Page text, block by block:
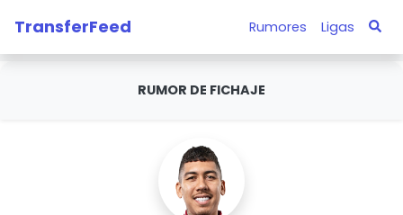
TransferFeed Rumores Ligas
RUMOR DE FICHAJE